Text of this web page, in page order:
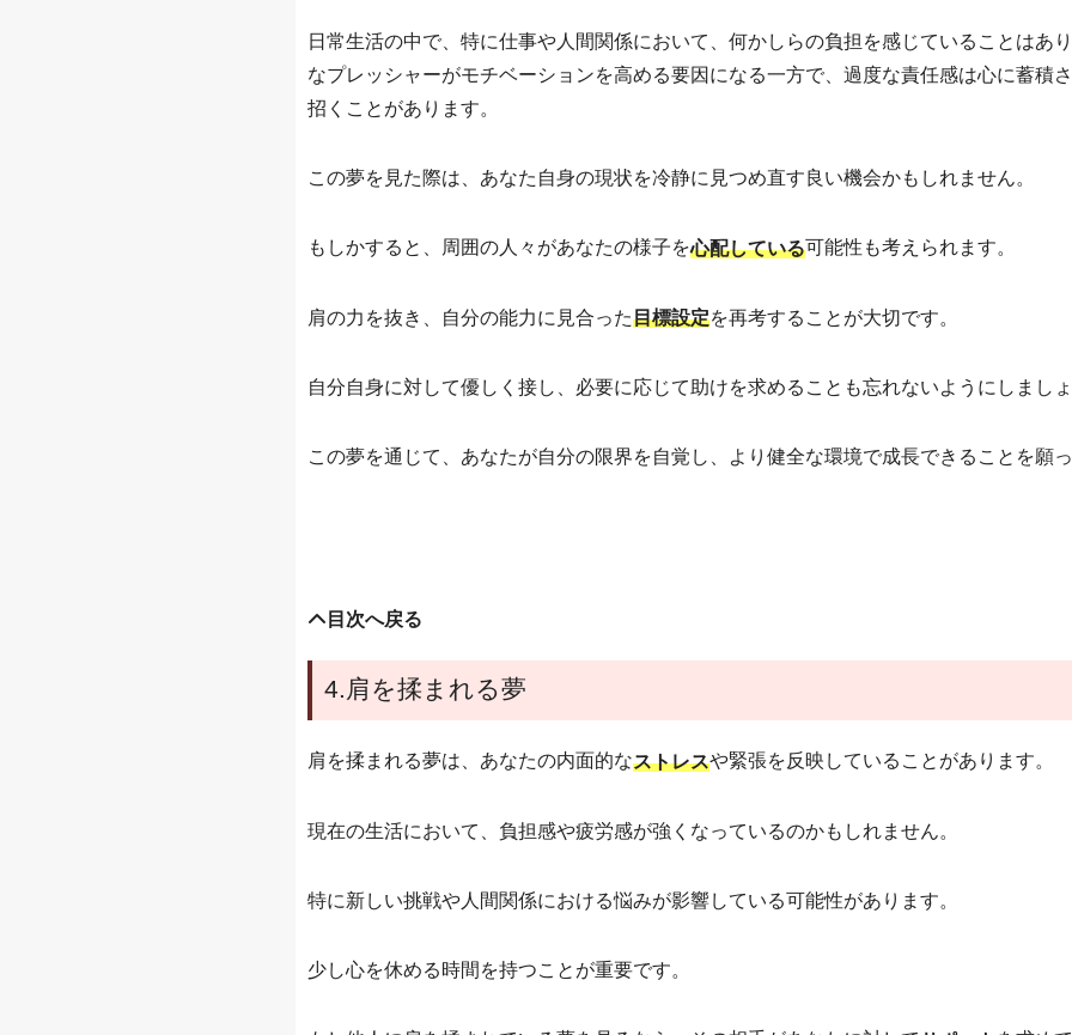
日常生活の中で、特に仕事や人間関係において、何かしらの負担を感じていることはあ
なプレッシャーがモチベーションを高める要因になる一方で、過度な責任感は心に蓄積
招くことがあります。
この夢を見た際は、あなた自身の現状を冷静に見つめ直す良い機会かもしれません。
もしかすると、周囲の人々があなたの様子を心配している可能性も考えられます。
肩の力を抜き、自分の能力に見合った目標設定を再考することが大切です。
自分自身に対して優しく接し、必要に応じて助けを求めることも忘れないようにしましょ
この夢を通じて、あなたが自分の限界を自覚し、より健全な環境で成長できることを願っ
目次へ戻る
4.肩を揉まれる夢
肩を揉まれる夢は、あなたの内面的なストレスや緊張を反映していることがあります。
現在の生活において、負担感や疲労感が強くなっているのかもしれません。
特に新しい挑戦や人間関係における悩みが影響している可能性があります。
少し心を休める時間を持つことが重要です。